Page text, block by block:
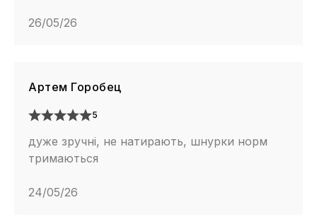
26/05/26
Артем Горобец
5
дуже зручні, не натирають, шнурки норм
тримаються
24/05/26